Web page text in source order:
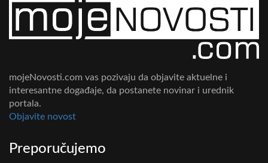
mojeNovosti.com vas pozivaju da objavite aktuelne i
interesantne događaje, da postanete novinar i urednik
portala.
Objavite novost
Preporučujemo